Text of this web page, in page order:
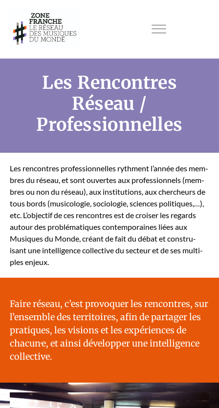
Les Rencontres
Réseau /
Professionnelles
Les ren­con­tres pro­fes­sion­nelles ryth­ment l’année des mem­
bres du réseau, et sont ouvertes aux pro­fes­sion­nels (mem­
bres ou non du réseau), aux insti­tu­tions, aux chercheurs de
tous bor­ds (musi­colo­gie, soci­olo­gie, sci­ences poli­tiques,…),
etc. L’objectif de ces ren­con­tres est de crois­er les regards
autour des prob­lé­ma­tiques con­tem­po­raines liées aux
Musiques du Monde, créant de fait du débat et con­stru­
isant une intel­li­gence col­lec­tive du secteur et de ses mul­ti­
ples enjeux.
Faire réseau, c’est provo­quer les ren­con­tres, sur
l’ensemble des ter­ri­toires, afin de partager les
pra­tiques, les visions et les expéri­ences de
chacun·e, et ain­si dévelop­per une intel­li­gence
col­lec­tive.